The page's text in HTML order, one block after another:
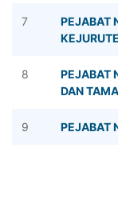
7
PEJABAT
8
PEJABAT
DAN
9 PEJABAT